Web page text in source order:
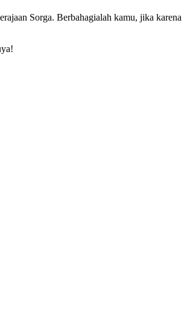
Sorga. Berbahagialah kamu, jika karena